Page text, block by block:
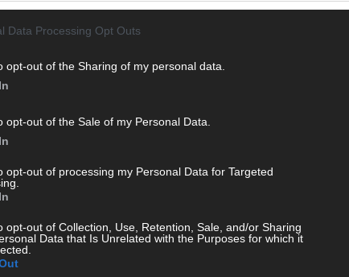
Data Processing Opt Outs
opt-out of the Sharing of my personal data.
opt-out of the Sale of my Personal Data.
opt-out of processing my Personal Data for Targeted
opt-out of Collection, Use, Retention, Sale, and/or Sharing
Data that Is Unrelated with the Purposes for which it